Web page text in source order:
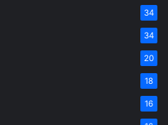
34
34
20
18
16